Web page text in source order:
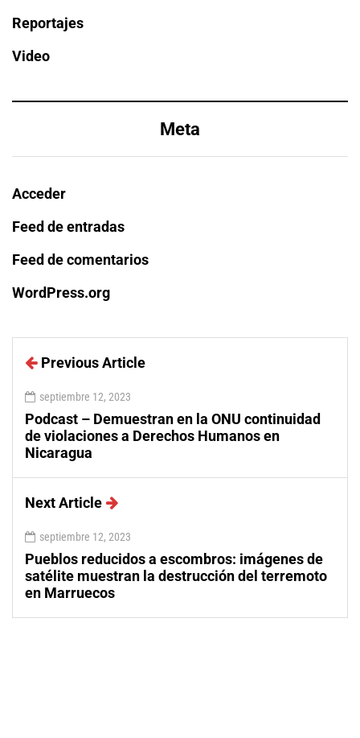
Reportajes
Video
Meta
Acceder
Feed de entradas
Feed de comentarios
WordPress.org
Previous Article
septiembre 12, 2023
Podcast – Demuestran en la ONU continuidad
de violaciones a Derechos Humanos en
Nicaragua
Next Article
septiembre 12, 2023
Pueblos reducidos a escombros: imágenes de
satélite muestran la destrucción del terremoto
en Marruecos